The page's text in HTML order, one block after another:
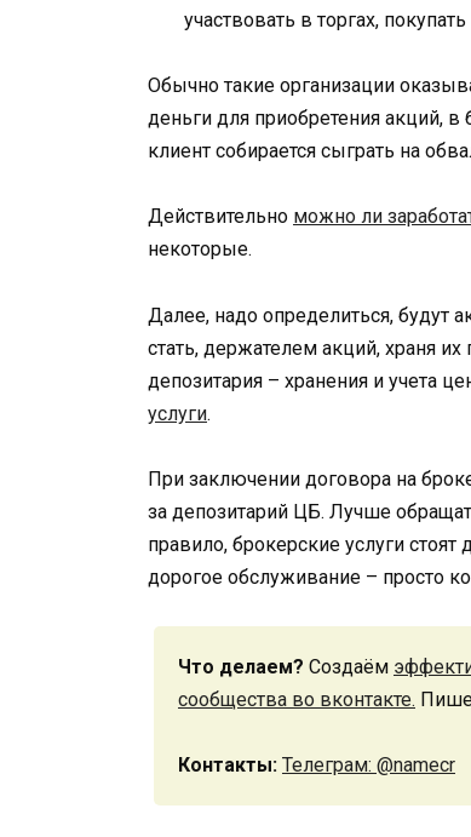
участвовать в торгах,
Обычно такие организации
деньги для приобретения акций,
клиент собирается сыграть на
Действительно можно ли
некоторые.
Далее, надо определиться, будут
стать, держателем акций, храня
депозитария – хранения и учета
услуги.
При заключении договора на
за депозитарий ЦБ. Лучше
правило, брокерские услуги
дорогое обслуживание – просто
Что делаем? Создаём
сообщества во вконтакте.
Контакты: Телеграм: @namecr